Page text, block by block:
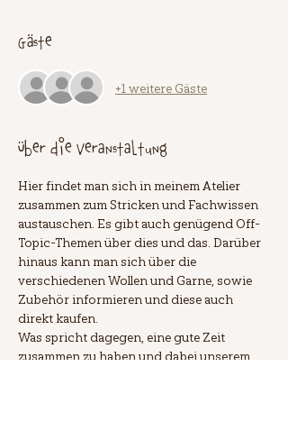
Gäste
+1 weitere Gäste
Über die Veranstaltung
Hier findet man sich in meinem Atelier
zusammen zum Stricken und Fachwissen
austauschen. Es gibt auch genügend Off-
Topic-Themen über dies und das. Darüber
hinaus kann man sich über die
verschiedenen Wollen und Garne, sowie
Zubehör informieren und diese auch
direkt kaufen.
Was spricht dagegen, eine gute Zeit
zusammen zu haben und dabei unserem